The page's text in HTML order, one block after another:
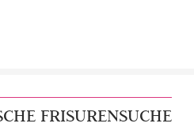
FRISURENSUCHE